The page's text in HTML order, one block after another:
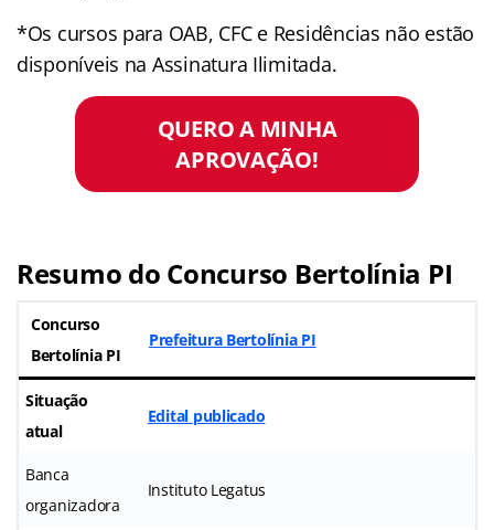
*Os cursos para OAB, CFC e Residências não estão
disponíveis na Assinatura Ilimitada.
QUERO A MINHA
APROVAÇÃO!
Resumo do Concurso Bertolínia PI
Concurso
Bertolínia PI
Prefeitura Bertolínia PI
Situação
atual
Edital publicado
Banca
organizadora
Instituto Legatus